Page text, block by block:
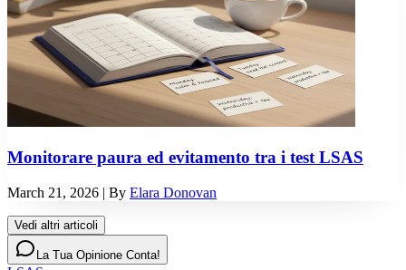
Monitorare paura ed evitamento tra i test LSAS
March 21, 2026 | By Elara Donovan
Vedi altri articoli
La Tua Opinione Conta!